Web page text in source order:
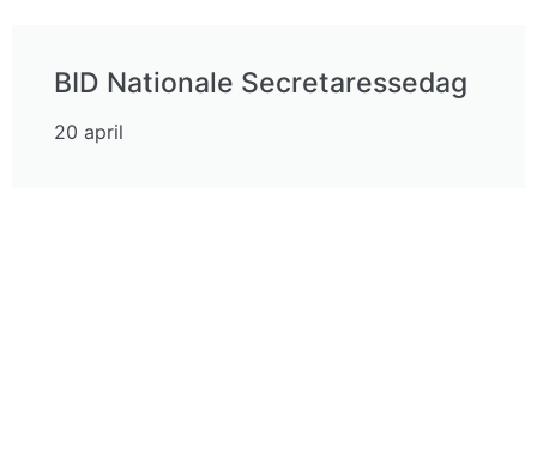
BID Nationale Secretaressedag
20 april